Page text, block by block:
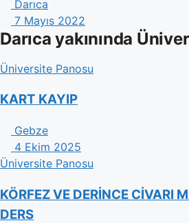
Darıca
7 Mayıs 2022
Darıca yakınında
Üniversite Panosu
KART KAYIP
Gebze
4 Ekim 2025
Üniversite Panosu
KÖRFEZ VE DERİNCE CİVARI
DERS